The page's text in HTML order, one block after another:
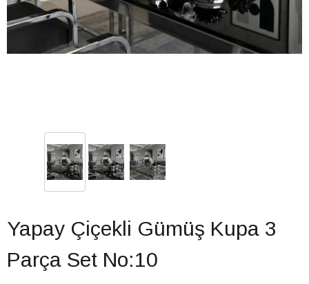
Yapay Çiçekli Gümüş Kupa 3
Parça Set No:10